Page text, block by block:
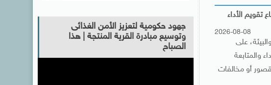
تقويم الأداء
2026-08-08
على
والمتابعة
قصور أو مخالفات
جهود حكومية لتعزيز الأمن الغذائى
وتوسيع مبادرة القرية المنتجة | هذا
الصباح